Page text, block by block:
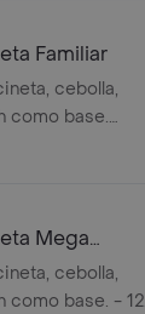
Familiar
cebolla,
como base.
Mega
cebolla,
como base. - 12